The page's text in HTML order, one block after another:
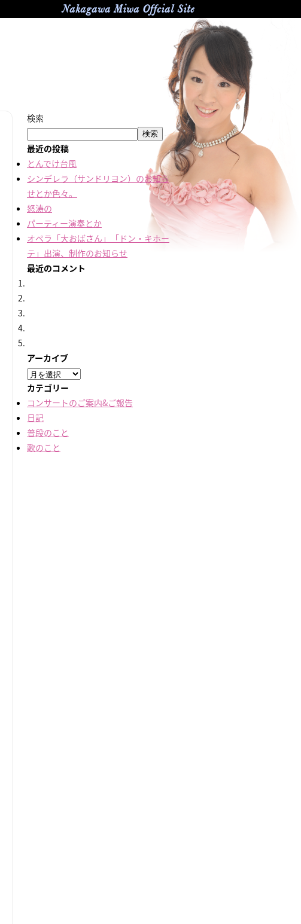
Nakagawa Miwa Offcial Site
検索
検索
最近の投稿
とんでけ台風
シンデレラ（サンドリヨン）のお知ら
せとか色々。
怒涛の
パーティー演奏とか
オペラ「大おばさん」「ドン・キホー
テ」出演、制作のお知らせ
最近のコメント
アーカイブ
ア
ー
カ
イ
ブ
カテゴリー
コンサートのご案内&ご報告
日記
普段のこと
歌のこと